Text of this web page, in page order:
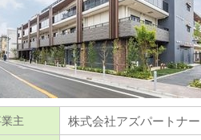
主 株式会社アズパートナ